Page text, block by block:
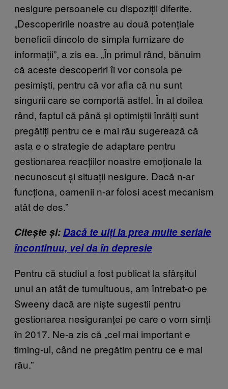
nesigure persoanele cu dispoziții diferite.
„Descoperirile noastre au două potențiale
beneficii dincolo de simpla furnizare de
informații”, a zis ea. „În primul rând, bănuim
că aceste descoperiri îi vor consola pe
pesimiști, pentru că vor afla că nu sunt
singurii care se comportă astfel. În al doilea
rând, faptul că până și optimiștii înrăiți sunt
pregătiți pentru ce e mai rău sugerează că
asta e o strategie de adaptare pentru
gestionarea reacțiilor noastre emoționale la
necunoscut și situații nesigure. Dacă n-ar
funcționa, oamenii n-ar folosi acest mecanism
atât de des.”
Citește și:Dacă te uiți la prea multe seriale
încontinuu, vei da în depresie
Pentru că studiul a fost publicat la sfârșitul
unui an atât de tumultuous, am întrebat-o pe
Sweeny dacă are niște sugestii pentru
gestionarea nesiguranței pe care o vom simți
în 2017. Ne-a zis că „cel mai important e
timing-ul, când ne pregătim pentru ce e mai
rău.”